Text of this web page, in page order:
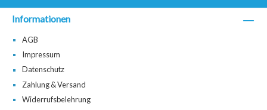
Informationen
AGB
Impressum
Datenschutz
Zahlung & Versand
Widerrufsbelehrung